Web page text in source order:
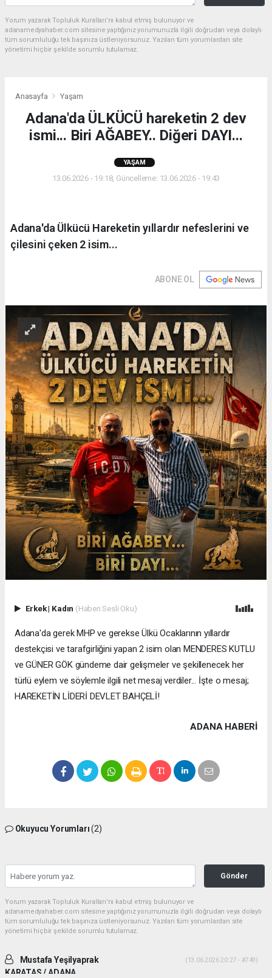
Yorum yazarak Topluluk Kuralları’nı kabul etmiş bulunuyor ve
adanamedyahaber.com sitesine yaptığınız yorumunuzla ilgili doğrudan veya dolaylı
tüm sorumluluğu tek başınıza üstleniyorsunuz. Yazılan tüm yorumlardan site
yönetimi hiçbir şekilde sorumlu tutulamaz.
Anasayfa Yaşam
Adana'da ÜLKÜCÜ hareketin 2 dev
ismi... Biri AĞABEY.. Diğeri DAYI...
YAŞAM
13.06.2026 - 19:18, Güncelleme: 13.06.2026 - 19:43
Adana'da Ülkücü Hareketin yıllardır nefeslerini ve
çilesini çeken 2 isim...
ABONE OL
Erkek| Kadın (Haberi Sesli Oku)
Adana'da gerek MHP ve gerekse Ülkü Ocaklarının yıllardır
destekçisi ve tarafgirliğini yapan 2 isim olan MENDERES KUTLU
ve GÜNER GÖK gündeme dair gelişmeler ve şekillenecek her
türlü eylem ve söylemle ilgili net mesaj verdiler... İşte o mesaj;
HAREKETİN LİDERİ DEVLET BAHÇELİ!
ADANA HABERİ
Okuyucu Yorumları(2)
Gönder
Yorum yazarak Topluluk Kuralları’nı kabul etmiş bulunuyor ve
adanamedyahaber.com sitesine yaptığınız yorumunuzla ilgili doğrudan veya dolaylı
tüm sorumluluğu tek başınıza üstleniyorsunuz. Yazılan tüm yorumlardan site
yönetimi hiçbir şekilde sorumlu tutulamaz.
Mustafa Yeşilyaprak
KARATAS / ADANA
(13.06.2026 20:27 - #749)